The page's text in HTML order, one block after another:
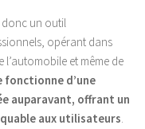
un outil
opérant dans
l’automobile et même de
fonctionne d’une
auparavant, offrant un
aux utilisateurs.